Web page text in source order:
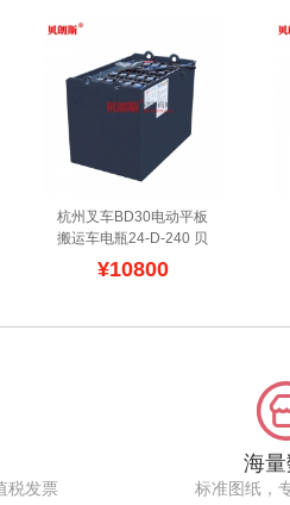
杭州叉车BD30电动平板
搬运车电瓶24-D-240 贝
朗斯蓄电池品牌厂家批发
杭叉品牌BD30电动平板
低的重心位置确保了整机
¥10800
税发票
海
标准图纸，